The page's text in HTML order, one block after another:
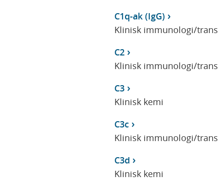
C1q-ak (IgG)
Klinisk immunologi/
C2
Klinisk immunologi/
C3
Klinisk kemi
C3c
Klinisk immunologi/
C3d
Klinisk kemi